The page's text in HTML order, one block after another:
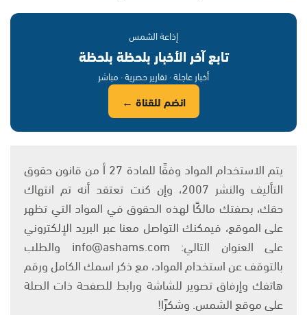
إذاعة الشمس
تابع آخر الأخبار بلحظة بلحظة
أخبار عاجلة · تقارير حصرية · مباشر
انضم للقناة ←
يتم الاستخدام المواد وفقًا للمادة 27 أ من قانون حقوق
التأليف والنشر 2007، وإن كنت تعتقد أنه تم انتهاك
حقك، بصفتك مالكًا لهذه الحقوق في المواد التي تظهر
على الموقع، فيمكنك التواصل معنا عبر البريد الإلكتروني
على العنوان التالي: info@ashams.com والطلب
بالتوقف عن استخدام المواد، مع ذكر اسمك الكامل ورقم
هاتفك وإرفاق تصوير للشاشة ورابط للصفحة ذات الصلة
على موقع الشمس. وشكرًا!